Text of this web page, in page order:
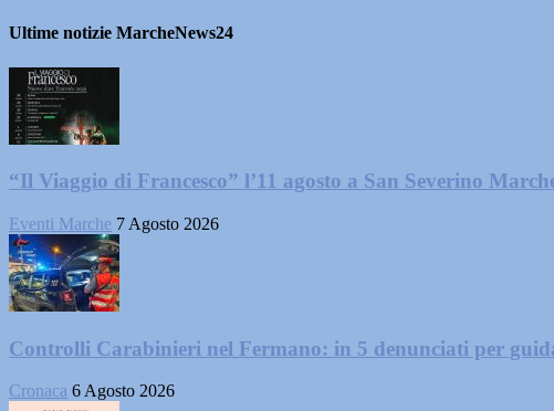
Ultime notizie MarcheNews24
“Il Viaggio di Francesco” l’11 agosto a San Severino
Eventi Marche 7 Agosto 2026
Controlli Carabinieri nel Fermano: in 5 denunciati per
Cronaca 6 Agosto 2026